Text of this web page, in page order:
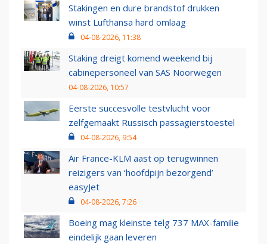
Stakingen en dure brandstof drukken
winst Lufthansa hard omlaag
04-08-2026, 11:38
Staking dreigt komend weekend bij
cabinepersoneel van SAS Noorwegen
04-08-2026, 10:57
Eerste succesvolle testvlucht voor
zelfgemaakt Russisch passagierstoestel
04-08-2026, 9:54
Air France-KLM aast op terugwinnen
reizigers van ‘hoofdpijn bezorgend’
easyJet
04-08-2026, 7:26
Boeing mag kleinste telg 737 MAX-familie
eindelijk gaan leveren